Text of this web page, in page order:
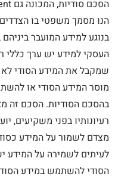
הנו מסמך משפטי בו
בנוגע למידע המועבר
העסקי למידע יש ערך כללי
שמקבל את המידע הסודי
מוסר המידע הסודי או
בהסכם הסודיות. הסכם זה
רעיונותיו בפני משקיעים,
מצדם לשמור על המידע
לעיתים לשמירה על המידע
הסודי להשתמש במידע